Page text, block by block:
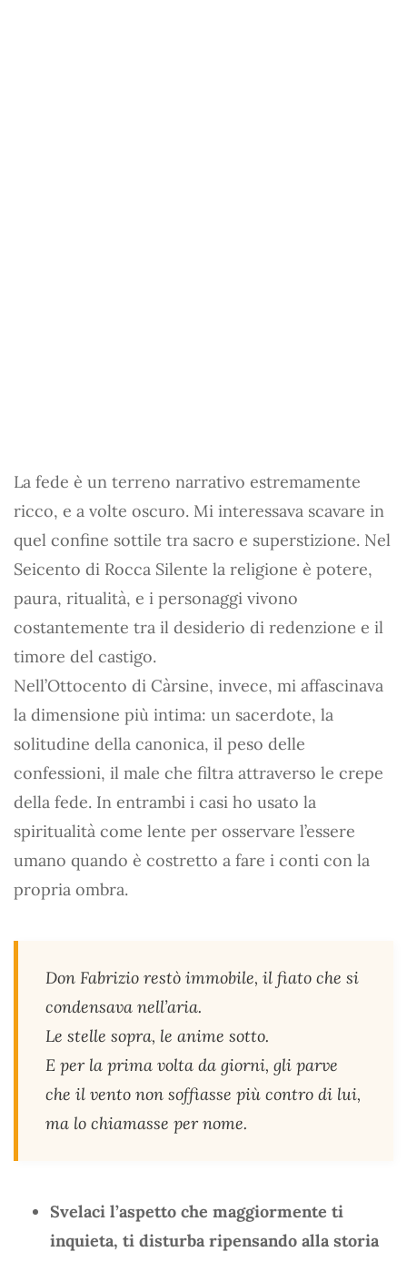
La fede è un terreno narrativo estremamente
ricco, e a volte oscuro. Mi interessava scavare in
quel confine sottile tra sacro e superstizione. Nel
Seicento di Rocca Silente la religione è potere,
paura, ritualità, e i personaggi vivono
costantemente tra il desiderio di redenzione e il
timore del castigo.
Nell’Ottocento di Càrsine, invece, mi affascinava
la dimensione più intima: un sacerdote, la
solitudine della canonica, il peso delle
confessioni, il male che filtra attraverso le crepe
della fede. In entrambi i casi ho usato la
spiritualità come lente per osservare l’essere
umano quando è costretto a fare i conti con la
propria ombra.
Don Fabrizio restò immobile, il fiato che si
condensava nell’aria.
Le stelle sopra, le anime sotto.
E per la prima volta da giorni, gli parve
che il vento non soffiasse più contro di lui,
ma lo chiamasse per nome.
Svelaci l’aspetto che maggiormente ti
inquieta, ti disturba ripensando alla storia